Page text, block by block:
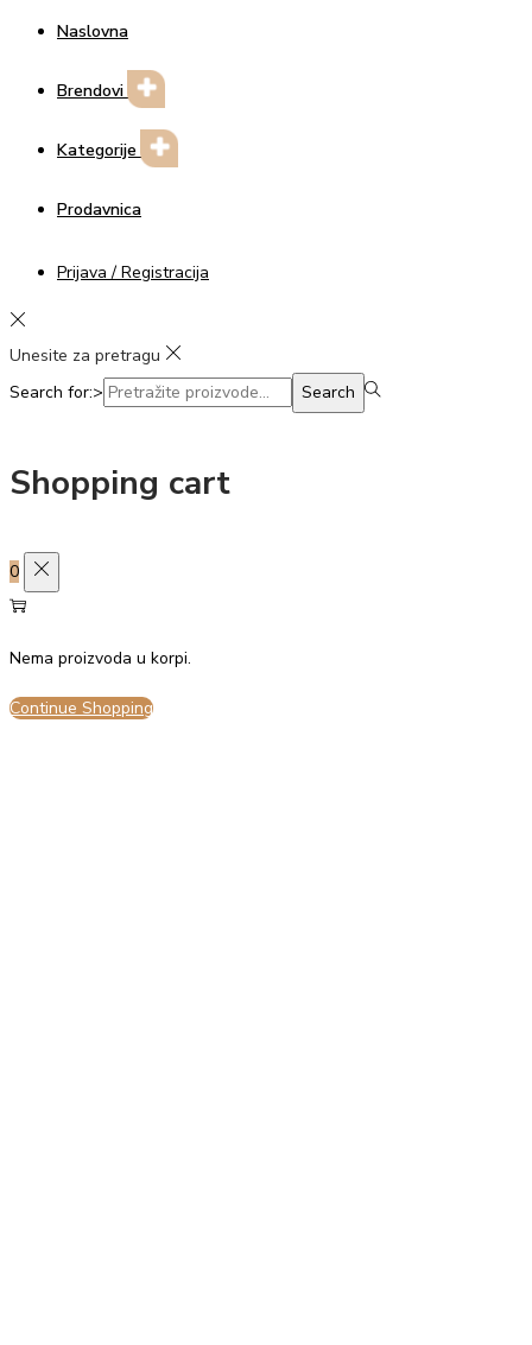
Naslovna
Brendovi
Kategorije
Prodavnica
Prijava / Registracija
Unesite za pretragu
Search for:>
Search
Shopping cart
0
Nema proizvoda u korpi.
Continue Shopping